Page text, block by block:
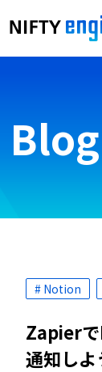
Blog
# Notion
Zapier
通知しよ